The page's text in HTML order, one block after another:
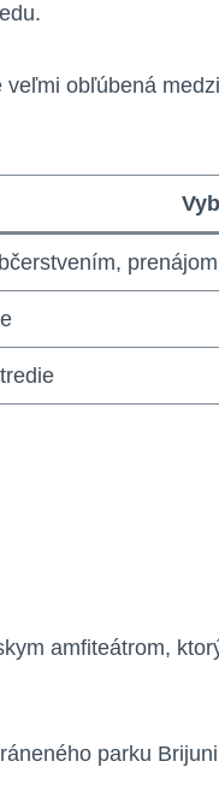
obľúbená
amfiteátrom,
parku